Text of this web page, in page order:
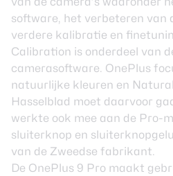
software, het verbeteren van
verdere kalibratie en
Calibration is onderdeel van
camerasoftware. OnePlus
natuurlijke kleuren en
Hasselblad moet daarvoor
werkte ook mee aan de Pro-
sluiterknop en
van de Zweedse fabrikant.
De OnePlus 9 Pro maakt